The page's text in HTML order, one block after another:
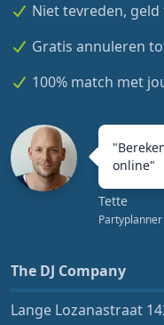
Niet tevreden,
Gratis annuleren
100% match met
"
online"
Tette
Partyplanner
The DJ Company
Lange Lozanastraat